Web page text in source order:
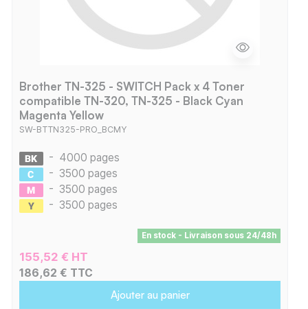
Brother TN-325 - SWITCH Pack x 4 Toner
compatible TN-320, TN-325 - Black Cyan
Magenta Yellow
SW-BTTN325-PRO_BCMY
- 4000 pages
- 3500 pages
- 3500 pages
- 3500 pages
En stock - Livraison sous 24/48h
155,52 € HT
186,62 € TTC
Ajouter au panier